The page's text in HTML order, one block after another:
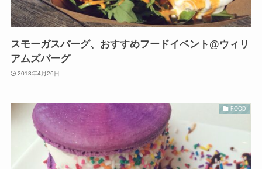
スモーガスバーグ、おすすめフードイベント@ウィリ
アムズバーグ
2018年4月26日
FOOD